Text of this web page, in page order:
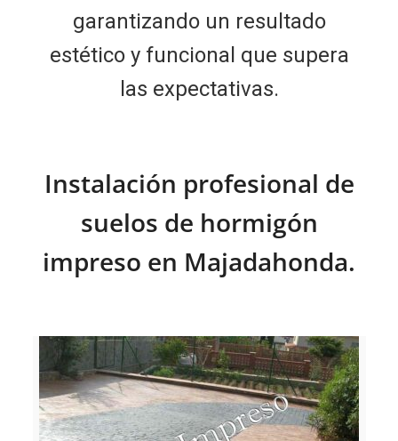
garantizando un resultado
estético y funcional que supera
las expectativas.
Instalación profesional de
suelos de hormigón
impreso en Majadahonda.